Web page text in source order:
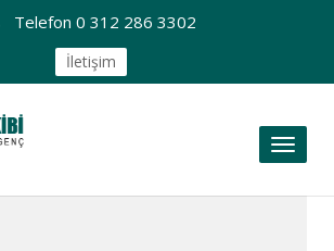
Telefon 0 312 286 3302
İletişim
Toggle